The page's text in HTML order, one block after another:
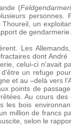
(
un
de
Les
dont
celui-ci n'avait
un refuge
et au –delà vers
points de
Au cours
les bois
million de francs
selon le